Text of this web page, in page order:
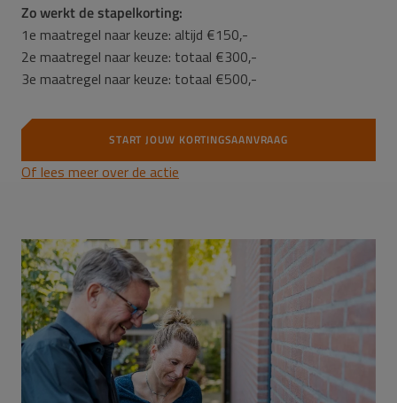
Zo werkt de stapelkorting:
1e maatregel naar keuze: altijd €150,-
2e maatregel naar keuze: totaal €300,-
3e maatregel naar keuze: totaal €500,-
START JOUW KORTINGSAANVRAAG
Of lees meer over de actie